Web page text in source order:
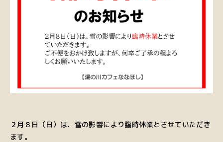
２月８日（日）は、雪の影響により臨時休業とさせていただき
ます。